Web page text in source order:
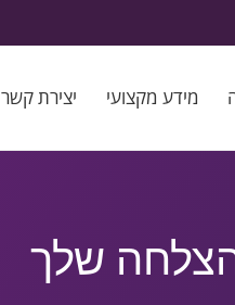
מידע מקצועי יצירת קשר
שלך